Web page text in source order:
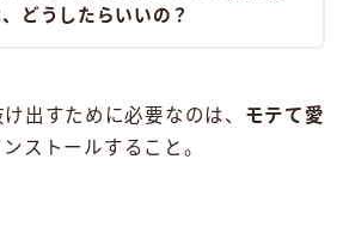
どうしたらいいの？
出すために必要なのは、 モテて愛
ストールすること。